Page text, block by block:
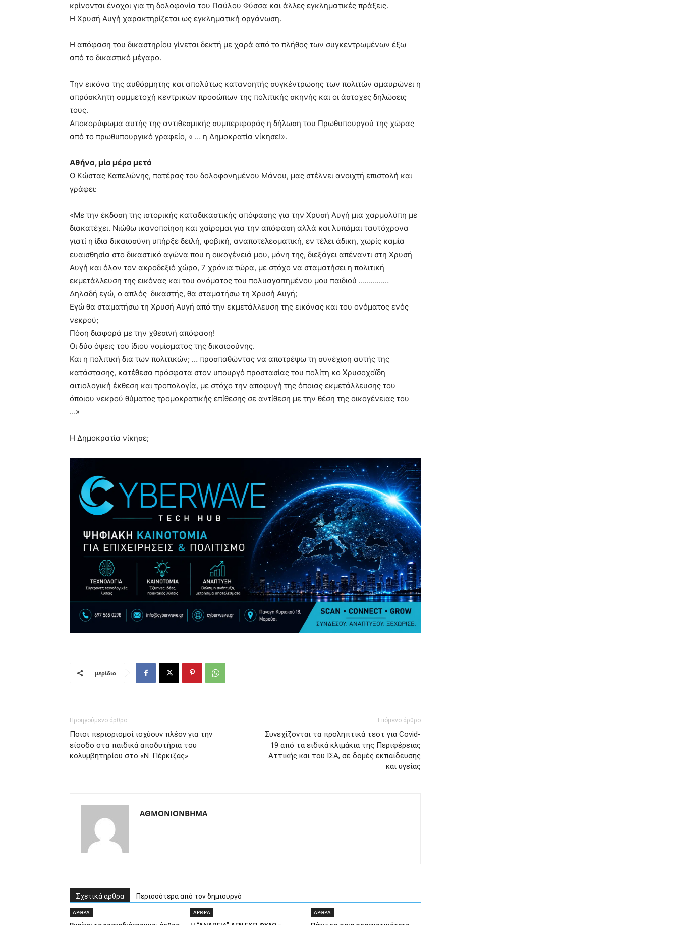
κρίνονται ένοχοι για τη δολοφονία του Παύλου Φύσσα και άλλες εγκληματικές πράξεις.
Η Χρυσή Αυγή χαρακτηρίζεται ως εγκληματική οργάνωση.
Η απόφαση του δικαστηρίου γίνεται δεκτή με χαρά από το πλήθος των συγκεντρωμένων έξω
από το δικαστικό μέγαρο.
Την εικόνα της αυθόρμητης και απολύτως κατανοητής συγκέντρωσης των πολιτών αμαυρώνει η
απρόσκλητη συμμετοχή κεντρικών προσώπων της πολιτικής σκηνής και οι άστοχες δηλώσεις
τους.
Αποκορύφωμα αυτής της αντιθεσμικής συμπεριφοράς η δήλωση του Πρωθυπουργού της χώρας
από το πρωθυπουργικό γραφείο, « … η Δημοκρατία νίκησε!».
Αθήνα, μία μέρα μετά
Ο Κώστας Καπελώνης, πατέρας του δολοφονημένου Μάνου, μας στέλνει ανοιχτή επιστολή και
γράφει:
«Με την έκδοση της ιστορικής καταδικαστικής απόφασης για την Χρυσή Αυγή μια χαρμολύπη με
διακατέχει. Νιώθω ικανοποίηση και χαίρομαι για την απόφαση αλλά και λυπάμαι ταυτόχρονα
γιατί η ίδια δικαιοσύνη υπήρξε δειλή, φοβική, αναποτελεσματική, εν τέλει άδικη, χωρίς καμία
ευαισθησία στο δικαστικό αγώνα που η οικογένειά μου, μόνη της, διεξάγει απέναντι στη Χρυσή
Αυγή και όλον τον ακροδεξιό χώρο, 7 χρόνια τώρα, με στόχο να σταματήσει η πολιτική
εκμετάλλευση της εικόνας και του ονόματος του πολυαγαπημένου μου παιδιού ……………
Δηλαδή εγώ, ο απλός δικαστής, θα σταματήσω τη Χρυσή Αυγή;
Εγώ θα σταματήσω τη Χρυσή Αυγή από την εκμετάλλευση της εικόνας και του ονόματος ενός
νεκρού;
Πόση διαφορά με την χθεσινή απόφαση!
Οι δύο όψεις του ίδιου νομίσματος της δικαιοσύνης.
Και η πολιτική δια των πολιτικών; … προσπαθώντας να αποτρέψω τη συνέχιση αυτής της
κατάστασης, κατέθεσα πρόσφατα στον υπουργό προστασίας του πολίτη κο Χρυσοχοϊδη
αιτιολογική έκθεση και τροπολογία, με στόχο την αποφυγή της όποιας εκμετάλλευσης του
όποιου νεκρού θύματος τρομοκρατικής επίθεσης σε αντίθεση με την θέση της οικογένειας του
…»
Η Δημοκρατία νίκησε;
μερίδιο
Προηγούμενο άρθρο
Ποιοι περιορισμοί ισχύουν πλέον για την
είσοδο στα παιδικά αποδυτήρια του
κολυμβητηρίου στο «Ν. Πέρκιζας»
Επόμενο άρθρο
Συνεχίζονται τα προληπτικά τεστ για Covid-
19 από τα ειδικά κλιμάκια της Περιφέρειας
Αττικής και του ΙΣΑ, σε δομές εκπαίδευσης
και υγείας
ΑΘΜΟΝΙΟΝΒΗΜΑ
Σχετικά άρθρα Περισσότερα από τον δημιουργό
ΑΡΘΡΑ ΑΡΘΡΑ ΑΡΘΡΑ